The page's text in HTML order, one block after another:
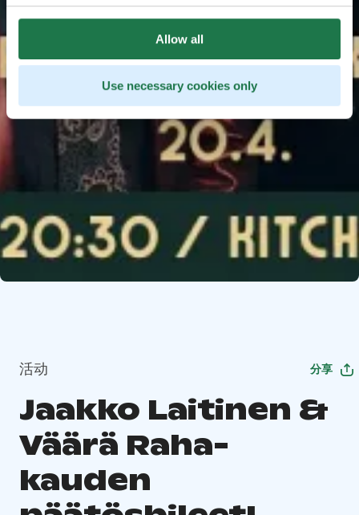
Allow all
Use necessary cookies only
活动 分享
Jaakko Laitinen &
Väärä Raha-
kauden